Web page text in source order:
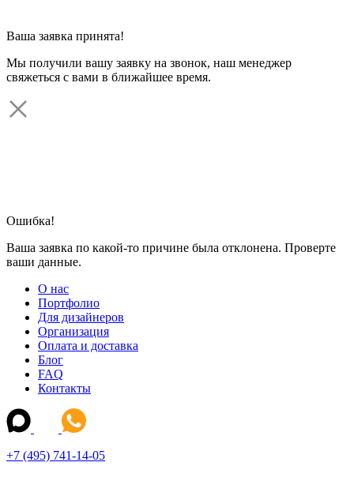
Ваша заявка принята!
Мы получили вашу заявку на звонок, наш менеджер
свяжеться с вами в ближайшее время.
Ошибка!
Ваша заявка по какой-то причине была отклонена. Проверте
ваши данные.
О нас
Портфолио
Для дизайнеров
Организация
Оплата и доставка
Блог
FAQ
Контакты
+7 (495) 741-14-05